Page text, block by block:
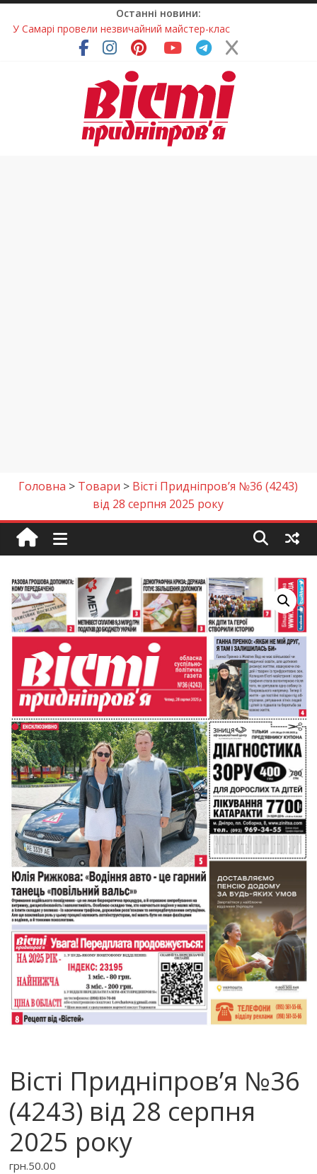
Останні новини:
У Самарі провели незвичайний майстер-клас
Світлові рішення майстрів із Дніпра визнали найкращими в
На Дніпропетровщині ліквідовують аварію на
магістральному водогоні
Спортсменка з Кам’янського встановила рекорд
Дніпропетровщини з пауерліфтингу
На Дніпропетровщині різко зросла кількість пожеж в
Головна > Товари > Вісті Придніпров’я №36 (4243)
від 28 серпня 2025 року
Вісті Придніпров’я №36
(4243) від 28 серпня
2025 року
грн.50.00